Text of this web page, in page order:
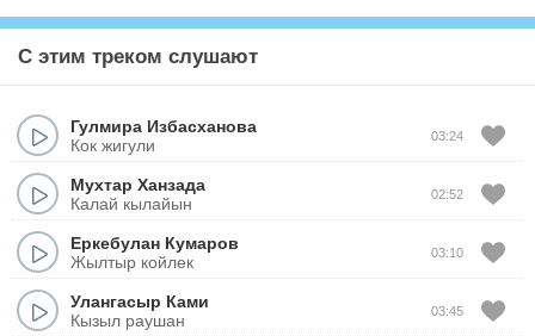
С этим треком слушают
Гулмира Избасханова
Кок жигули
03:24
Мухтар Ханзада
Калай кылайын
02:52
Еркебулан Кумаров
Жылтыр койлек
03:10
Улангасыр Ками
Кызыл раушан
03:45